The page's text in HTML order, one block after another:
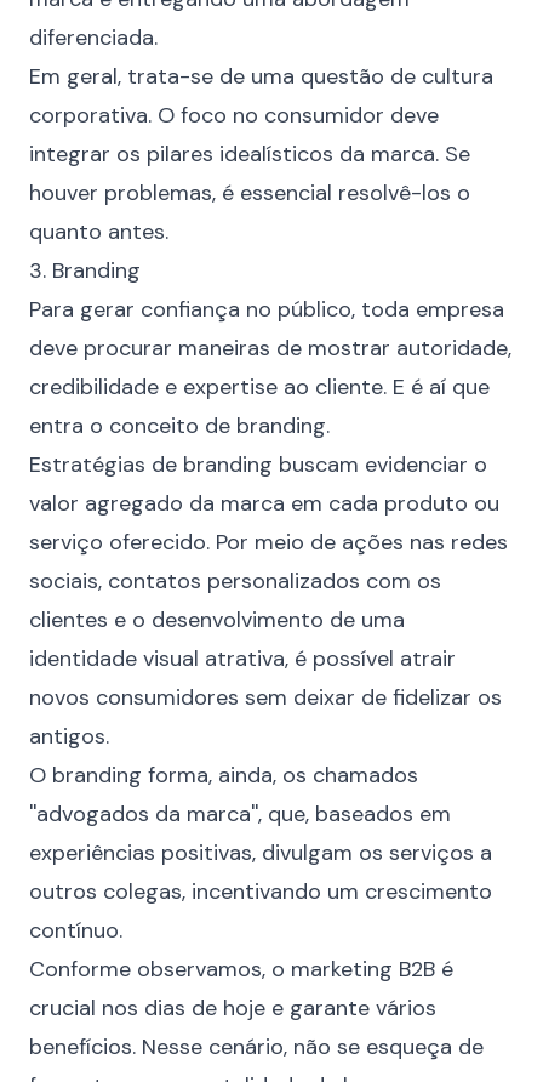
diferenciada.
Em geral, trata-se de uma questão de cultura
corporativa. O foco no consumidor deve
integrar os pilares idealísticos da marca. Se
houver problemas, é essencial resolvê-los o
quanto antes.
3. Branding
Para gerar confiança no público, toda empresa
deve procurar maneiras de mostrar autoridade,
credibilidade e expertise ao cliente. E é aí que
entra o conceito de branding.
Estratégias de branding buscam evidenciar o
valor agregado da marca em cada produto ou
serviço oferecido. Por meio de ações nas redes
sociais, contatos personalizados com os
clientes e o desenvolvimento de uma
identidade visual atrativa, é possível atrair
novos consumidores sem deixar de fidelizar os
antigos.
O branding forma, ainda, os chamados
''advogados da marca'', que, baseados em
experiências positivas, divulgam os serviços a
outros colegas, incentivando um crescimento
contínuo.
Conforme observamos, o marketing B2B é
crucial nos dias de hoje e garante vários
benefícios. Nesse cenário, não se esqueça de